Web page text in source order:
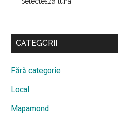
CATEGORII
Fără categorie
Local
Mapamond